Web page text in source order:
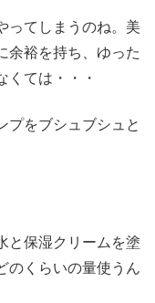
ってしまうのね。美
余裕を持ち、ゆった
くては・・・
プをブシュブシュと
と保湿クリームを塗
のくらいの量使うん